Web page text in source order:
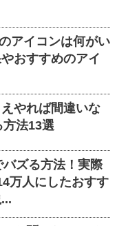
アイコンは何がい
おすすめのアイ
えやれば間違いな
法13選
バズる方法！実際
万人にしたおすす